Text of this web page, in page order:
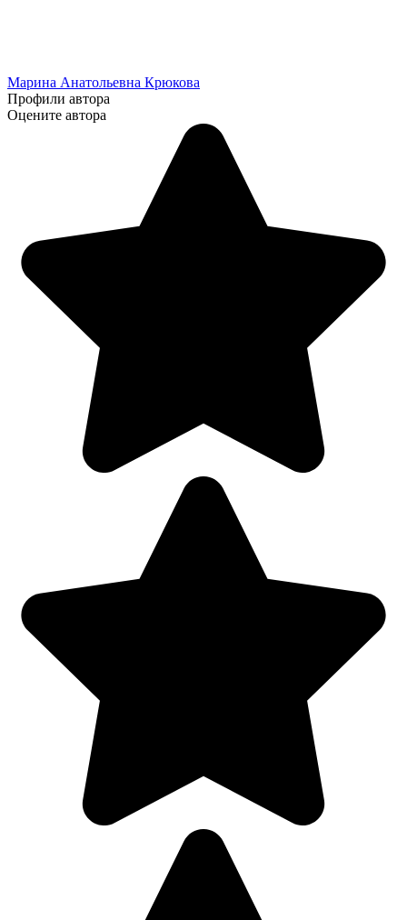
Марина Анатольевна Крюкова
Профили автора
Оцените автора